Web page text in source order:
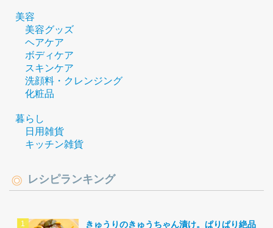
美容
美容グッズ
ヘアケア
ボディケア
スキンケア
洗顔料・クレンジング
化粧品
暮らし
日用雑貨
キッチン雑貨
レシピランキング
きゅうりのきゅうちゃん漬け。ぱりぱり絶品。